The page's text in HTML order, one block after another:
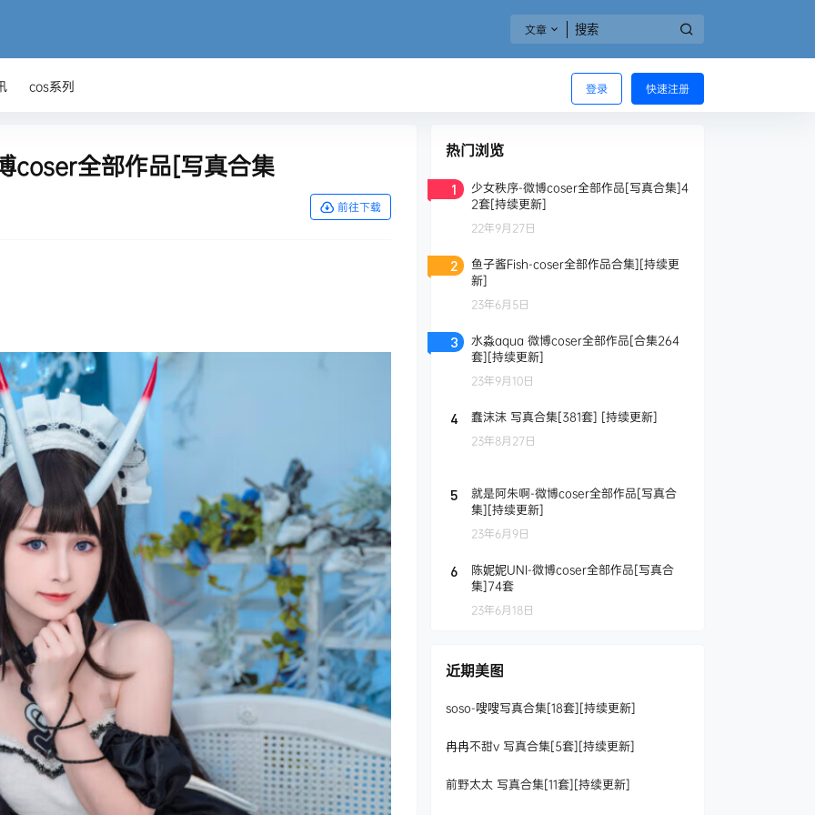
文章
登录 快速注册
cos系列
coser全部作品[写真合集
前往下载
热门浏览
1
少女秩序-微博coser全部作品[写真合集]4
2套[持续更新]
22年9月27日
2
鱼子酱Fish-coser全部作品合集][持续更
新]
23年6月5日
3
水淼aqua 微博coser全部作品[合集264
套][持续更新]
23年9月10日
4 蠢沫沫 写真合集[381套] [持续更新]
23年8月27日
5
就是阿朱啊-微博coser全部作品[写真合
集][持续更新]
23年6月9日
6
陈妮妮UNI-微博coser全部作品[写真合
集]74套
23年6月18日
近期美图
soso-嗖嗖写真合集[18套][持续更新]
冉冉不甜v 写真合集[5套][持续更新]
前野太太 写真合集[11套][持续更新]